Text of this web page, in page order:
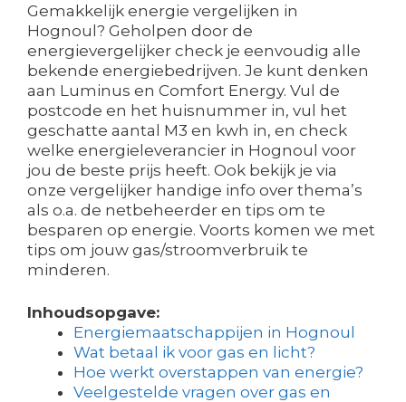
Gemakkelijk energie vergelijken in
Hognoul? Geholpen door de
energievergelijker check je eenvoudig alle
bekende energiebedrijven. Je kunt denken
aan Luminus en Comfort Energy. Vul de
postcode en het huisnummer in, vul het
geschatte aantal M3 en kwh in, en check
welke energieleverancier in Hognoul voor
jou de beste prijs heeft. Ook bekijk je via
onze vergelijker handige info over thema’s
als o.a. de netbeheerder en tips om te
besparen op energie. Voorts komen we met
tips om jouw gas/stroomverbruik te
minderen.
Inhoudsopgave:
Energiemaatschappijen in Hognoul
Wat betaal ik voor gas en licht?
Hoe werkt overstappen van energie?
Veelgestelde vragen over gas en